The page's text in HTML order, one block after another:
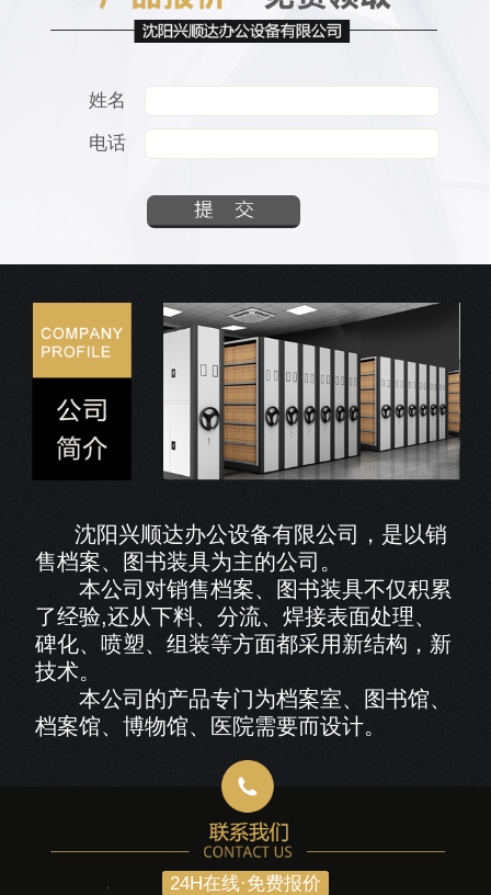
姓名
电话
沈阳兴顺达办公设备有限公司，是以销
售档案、图书装具为主的公司。
本公司对销售档案、图书装具不仅积累
了经验,还从下料、分流、焊接表面处理、
碑化、喷塑、组装等方面都采用新结构，新
技术。
本公司的产品专门为档案室、图书馆、
档案馆、博物馆、医院需要而设计。
24H在线·免费报价